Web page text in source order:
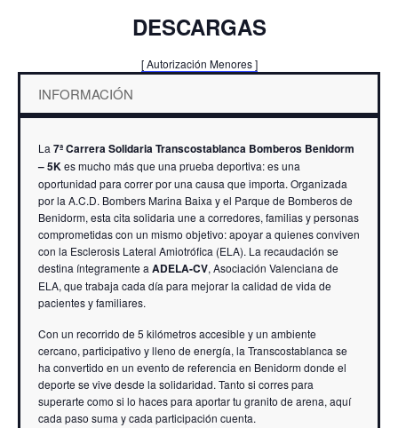
DESCARGAS
[ Autorización Menores ]
INFORMACIÓN
La 7ª Carrera Solidaria Transcostablanca Bomberos Benidorm
– 5Kes mucho más que una prueba deportiva: es una
oportunidad para correr por una causa que importa. Organizada
por la A.C.D. Bombers Marina Baixa y el Parque de Bomberos de
Benidorm, esta cita solidaria une a corredores, familias y personas
comprometidas con un mismo objetivo: apoyar a quienes conviven
con la Esclerosis Lateral Amiotrófica (ELA). La recaudación se
destina íntegramente a ADELA-CV, Asociación Valenciana de
ELA, que trabaja cada día para mejorar la calidad de vida de
pacientes y familiares.
Con un recorrido de 5 kilómetros accesible y un ambiente
cercano, participativo y lleno de energía, la Transcostablanca se
ha convertido en un evento de referencia en Benidorm donde el
deporte se vive desde la solidaridad. Tanto si corres para
superarte como si lo haces para aportar tu granito de arena, aquí
cada paso suma y cada participación cuenta.